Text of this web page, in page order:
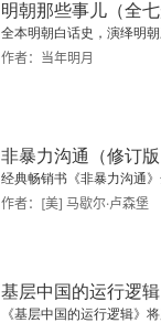
明朝那些事儿（全七
全本明朝白话史，演绎明朝
作者：当年明月
非暴力沟通（修订版
经典畅销书《非暴力沟通》
作者：[美] 马歇尔·卢森堡
基层中国的运行逻辑
《基层中国的运行逻辑》